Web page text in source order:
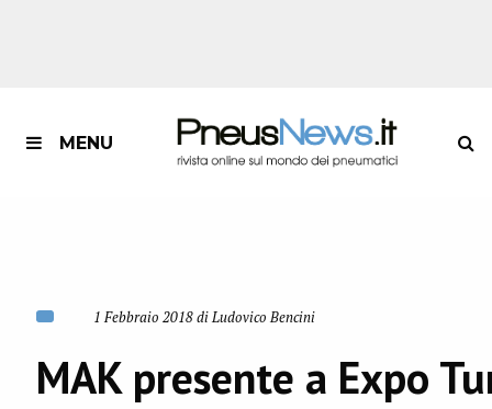
MENU
1 Febbraio 2018 di Ludovico Bencini
MAK presente a Expo